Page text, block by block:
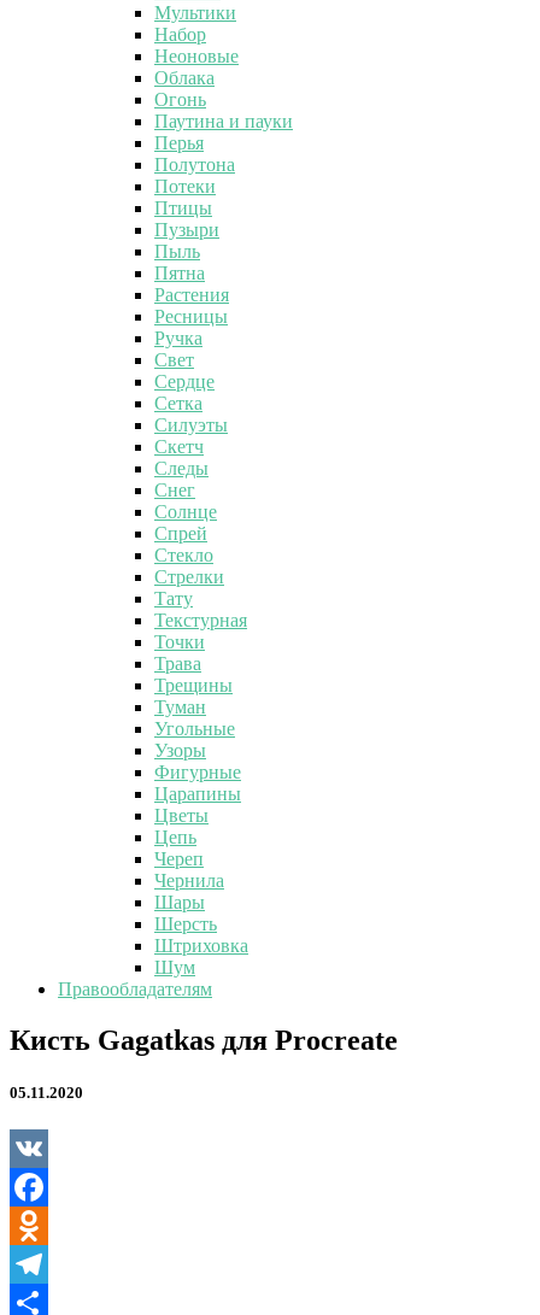
Мультики
Набор
Неоновые
Облака
Огонь
Паутина и пауки
Перья
Полутона
Потеки
Птицы
Пузыри
Пыль
Пятна
Растения
Ресницы
Ручка
Свет
Сердце
Сетка
Силуэты
Скетч
Следы
Снег
Солнце
Спрей
Стекло
Стрелки
Тату
Текстурная
Точки
Трава
Трещины
Туман
Угольные
Узоры
Фигурные
Царапины
Цветы
Цепь
Череп
Чернила
Шары
Шерсть
Штриховка
Шум
Правообладателям
Кисть
Gagatkas
Procreate
Кисть Gagatkas для Procreate
05.11.2020
VK
Facebook
Odnoklassniki
Telegram